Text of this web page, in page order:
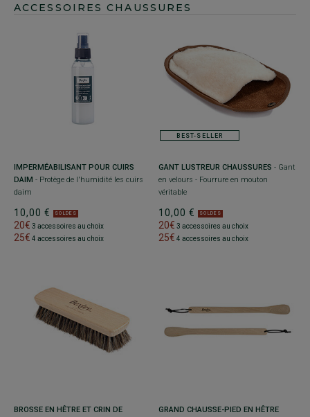
ACCESSOIRES CHAUSSURES
IMPERMÉABILISANT POUR CUIRS
DAIM - Protège de l'humidité les cuirs
daim
10,00 € SOLDES
20€ 3 accessoires au choix
25€ 4 accessoires au choix
BEST-SELLER
GANT LUSTREUR CHAUSSURES - Gant
en velours - Fourrure en mouton
véritable
10,00 € SOLDES
20€ 3 accessoires au choix
25€ 4 accessoires au choix
BROSSE EN HÊTRE ET CRIN DE
GRAND CHAUSSE-PIED EN HÊTRE